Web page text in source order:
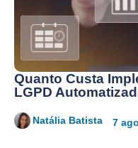
Quanto Custa
LGPD
Natália Batista 7